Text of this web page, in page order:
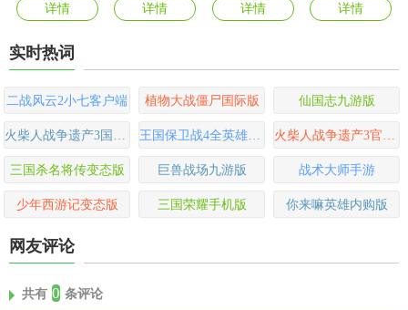
详情
详情
详情
详情
实时热词
二战风云2小七客户端 植物大战僵尸国际版 仙国志九游版
三国杀名将传变态版 巨兽战场九游版 战术大师手游
少年西游记变态版 三国荣耀手机版 你来嘛英雄内购版
网友评论
共有 0 条评论